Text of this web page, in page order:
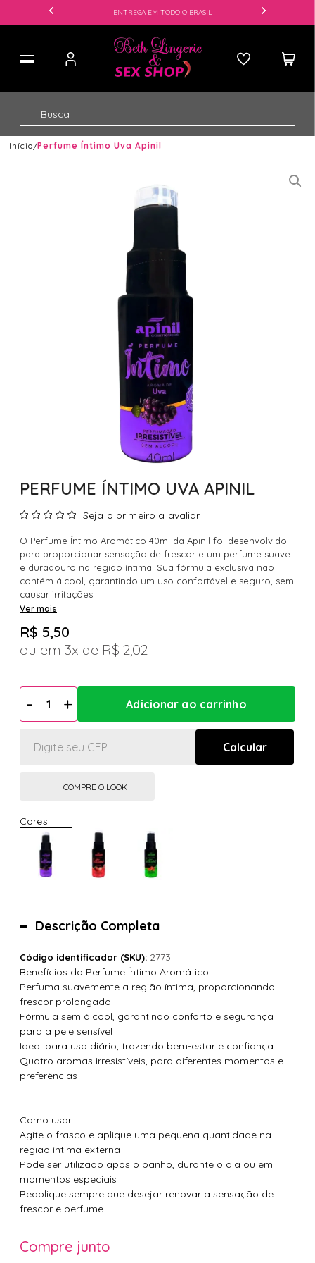
ENTREGA EM TODO O BRASIL
Início Perfume Íntimo Uva Apinil
PERFUME ÍNTIMO UVA APINIL
Seja o primeiro a avaliar
O Perfume Íntimo Aromático 40ml da Apinil foi desenvolvido
para proporcionar sensação de frescor e um perfume suave
e duradouro na região íntima. Sua fórmula exclusiva não
contém álcool, garantindo um uso confortável e seguro, sem
causar irritações.
Ver mais
R$ 5,50
3x
R$ 2,02
COMPRE O LOOK
Descrição Completa
Código identificador (SKU): 2773
Benefícios do Perfume Íntimo Aromático
Perfuma suavemente a região íntima, proporcionando
frescor prolongado
Fórmula sem álcool, garantindo conforto e segurança
para a pele sensível
Ideal para uso diário, trazendo bem-estar e confiança
Quatro aromas irresistíveis, para diferentes momentos e
preferências
Como usar
Agite o frasco e aplique uma pequena quantidade na
região íntima externa
Pode ser utilizado após o banho, durante o dia ou em
momentos especiais
Reaplique sempre que desejar renovar a sensação de
frescor e perfume
Compre junto